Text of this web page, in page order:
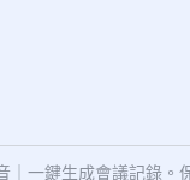
一鍵生成會議記錄。